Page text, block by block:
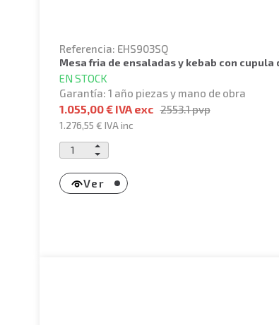
Referencia: EHS903SQ
mesa fria de ensaladas y kebab con
EN STOCK
Garantía: 1 año piezas y mano de obra
1.055,00 € IVA exc 2553.1pvp
1.276,55 € IVA inc
Ver